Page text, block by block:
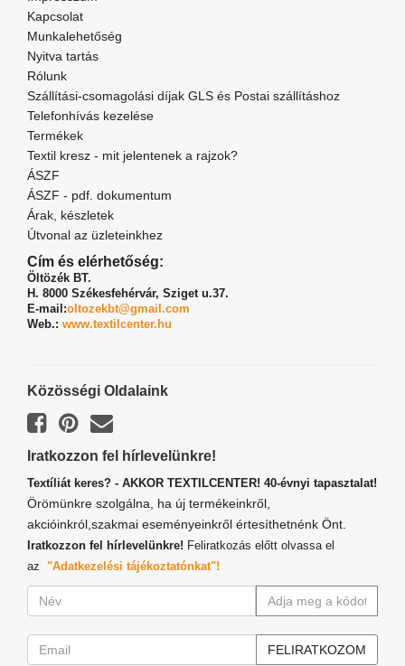
Kapcsolat
Munkalehetőség
Nyitva tartás
Rólunk
Szállítási-csomagolási díjak GLS és Postai szállításhoz
Telefonhívás kezelése
Termékek
Textil kresz - mit jelentenek a rajzok?
ÁSZF
ÁSZF - pdf. dokumentum
Árak, készletek
Útvonal az üzleteinkhez
Cím és elérhetőség:
Öltözék BT.
H. 8000 Székesfehérvár, Sziget u.37.
E-mail:oltozekbt@gmail.com
Web.: www.textilcenter.hu
Közösségi Oldalaink
Iratkozzon fel hírlevelünkre!
Textíliát keres? - AKKOR TEXTILCENTER! 40-évnyi tapasztalat!
Örömünkre szolgálna, ha új termékeinkről,
akcióinkról,szakmai eseményeinkről értesíthetnénk Önt.
Iratkozzon fel hírlevelünkre! Feliratkozás előtt olvassa el
az "Adatkezelési tájékoztatónkat"!